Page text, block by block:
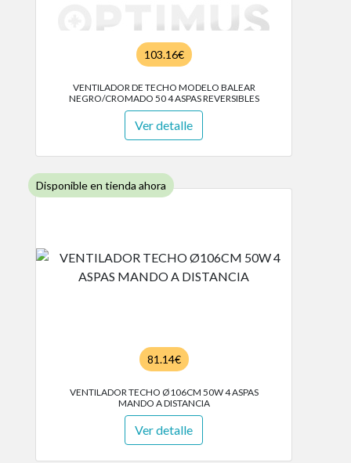
103.16€
VENTILADOR DE TECHO MODELO BALEAR
NEGRO/CROMADO 50 4 ASPAS REVERSIBLES
Ver detalle
Disponible en tienda ahora
81.14€
VENTILADOR TECHO Ø106CM 50W 4 ASPAS
MANDO A DISTANCIA
Ver detalle